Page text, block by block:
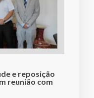
e reposição
reunião com